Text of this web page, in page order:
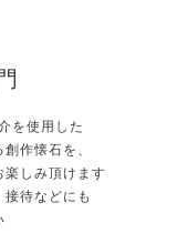
を使用した
作懐石を、
楽しみ頂けます
待などにも